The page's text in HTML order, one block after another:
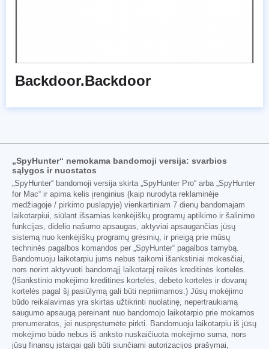
Backdoor.Backdoor
„SpyHunter“ nemokama bandomoji versija: svarbios
sąlygos ir nuostatos
„SpyHunter“ bandomoji versija skirta „SpyHunter Pro“ arba „SpyHunter
for Mac“ ir apima kelis įrenginius (kaip nurodyta reklaminėje
medžiagoje / pirkimo puslapyje) vienkartiniam 7 dienų bandomajam
laikotarpiui, siūlant išsamias kenkėjiškų programų aptikimo ir šalinimo
funkcijas, didelio našumo apsaugas, aktyviai apsaugančias jūsų
sistemą nuo kenkėjiškų programų grėsmių, ir prieigą prie mūsų
techninės pagalbos komandos per „SpyHunter“ pagalbos tarnybą.
Bandomuoju laikotarpiu jums nebus taikomi išankstiniai mokesčiai,
nors norint aktyvuoti bandomąjį laikotarpį reikės kreditinės kortelės.
(Išankstinio mokėjimo kreditinės kortelės, debeto kortelės ir dovanų
kortelės pagal šį pasiūlymą gali būti nepriimamos.) Jūsų mokėjimo
būdo reikalavimas yra skirtas užtikrinti nuolatinę, nepertraukiamą
saugumo apsaugą pereinant nuo bandomojo laikotarpio prie mokamos
prenumeratos, jei nuspręstumėte pirkti. Bandomuoju laikotarpiu iš jūsų
mokėjimo būdo nebus iš anksto nuskaičiuota mokėjimo suma, nors
jūsų finansų įstaigai gali būti siunčiami autorizacijos prašymai,